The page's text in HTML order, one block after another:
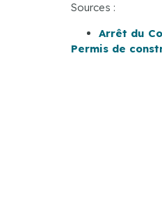
Sources :
Arrêt du
Permis de